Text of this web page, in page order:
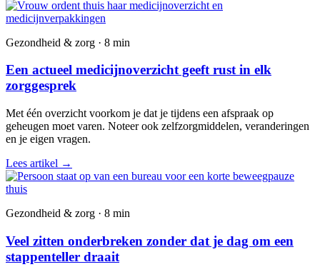
Gezondheid & zorg · 8 min
Een actueel medicijnoverzicht geeft rust in elk
zorggesprek
Met één overzicht voorkom je dat je tijdens een afspraak op
geheugen moet varen. Noteer ook zelfzorgmiddelen, veranderingen
en je eigen vragen.
Lees artikel →
Gezondheid & zorg · 8 min
Veel zitten onderbreken zonder dat je dag om een
stappenteller draait